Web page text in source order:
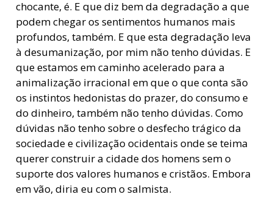
chocante, é. E que diz bem da degradação a que
podem chegar os sentimentos humanos mais
profundos, também. E que esta degradação leva
à desumanização, por mim não tenho dúvidas. E
que estamos em caminho acelerado para a
animalização irracional em que o que conta são
os instintos hedonistas do prazer, do consumo e
do dinheiro, também não tenho dúvidas. Como
dúvidas não tenho sobre o desfecho trágico da
sociedade e civilização ocidentais onde se teima
querer construir a cidade dos homens sem o
suporte dos valores humanos e cristãos. Embora
em vão, diria eu com o salmista.